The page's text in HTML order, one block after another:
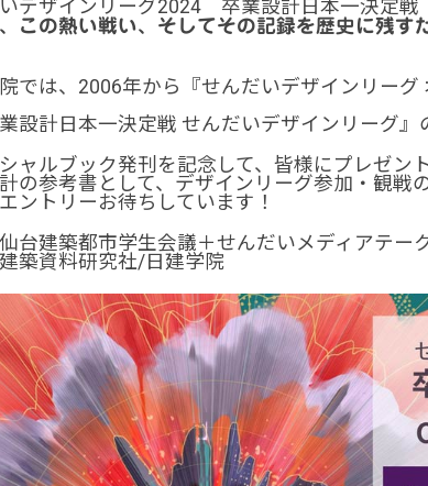
デザインリーグ2024 卒業設計日本一決定
この熱い戦い、そしてその記録を歴史に残す
では、2006年から『せんだいデザインリー
設計日本一決定戦 せんだいデザインリーグ』
ャルブック発刊を記念して、皆様にプレゼント
の参考書として、デザインリーグ参加・観戦
ントリーお待ちしています！
台建築都市学生会議＋せんだいメディアテー
築資料研究社/日建学院